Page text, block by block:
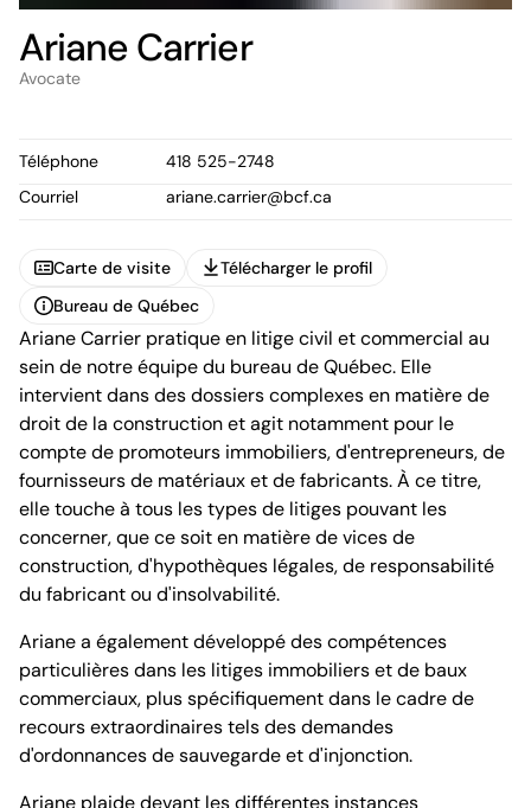
Ariane Carrier
Avocate
Téléphone
418 525-2748
Courriel
ariane.carrier@bcf.ca
Carte de visite
Carte de visite
Télécharger le profil
Bureau de Québec
Bureau de Québec
Complexe Jules-Dallaire, tour 1
2828, boulevard Laurier, 12e étage
Québec (Québec) G1V 0B9
Canada
Tél. (418) 266-4500
Fax. (418) 266-4515
info.bcf@bcf.ca
Ariane Carrier pratique en litige civil et commercial au
sein de notre équipe du bureau de Québec. Elle
intervient dans des dossiers complexes en matière de
droit de la construction et agit notamment pour le
compte de promoteurs immobiliers, d'entrepreneurs, de
fournisseurs de matériaux et de fabricants. À ce titre,
elle touche à tous les types de litiges pouvant les
concerner, que ce soit en matière de vices de
construction, d'hypothèques légales, de responsabilité
du fabricant ou d'insolvabilité.
Ariane a également développé des compétences
particulières dans les litiges immobiliers et de baux
commerciaux, plus spécifiquement dans le cadre de
recours extraordinaires tels des demandes
d'ordonnances de sauvegarde et d'injonction.